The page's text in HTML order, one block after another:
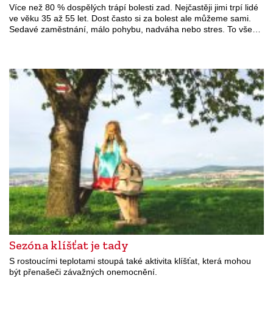
Více než 80 % dospělých trápí bolesti zad. Nejčastěji jimi trpí lidé
ve věku 35 až 55 let. Dost často si za bolest ale můžeme sami.
Sedavé zaměstnání, málo pohybu, nadváha nebo stres. To vše…
Sezóna klíšťat je tady
S rostoucími teplotami stoupá také aktivita klíšťat, která mohou
být přenašeči závažných onemocnění.